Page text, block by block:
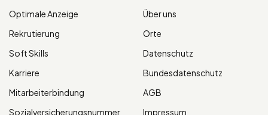
Optimale Anzeige
Rekrutierung
Soft Skills
Karriere
Mitarbeiterbindung
Sozialversicherungsnummer
Über uns
Orte
Datenschutz
Bundesdatenschutz
AGB
Impressum